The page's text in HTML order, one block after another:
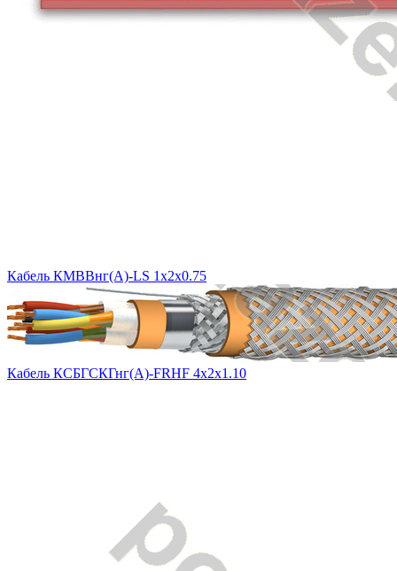
Кабель КМВВнг(A)-LS 1х2х0.75
Кабель КСБГСКГнг(А)-FRHF 4х2х1.10